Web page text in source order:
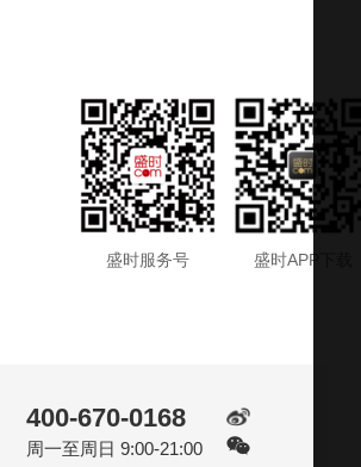
盛时服务号 盛时APP下载
400-670-0168
周一至周日 9:00-21:00